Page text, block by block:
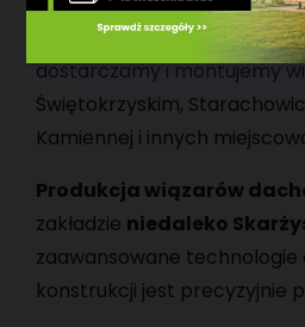
Nasza firmaobsługuje
dostarczamy i montujemy
Świętokrzyskim,
Kamiennej i innych
Produkcja wiązarów
zakładzie niedaleko
zaawansowane
konstrukcji jest precyzyjnie